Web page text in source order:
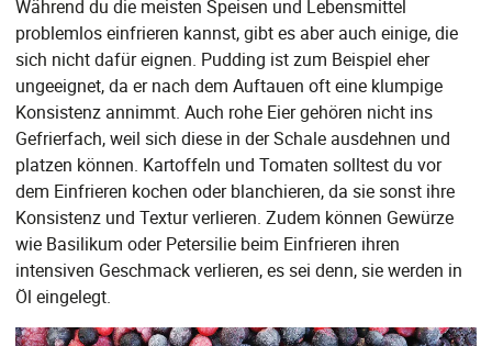
Während du die meisten Speisen und Lebensmittel
problemlos einfrieren kannst, gibt es aber auch einige, die
sich nicht dafür eignen. Pudding ist zum Beispiel eher
ungeeignet, da er nach dem Auftauen oft eine klumpige
Konsistenz annimmt. Auch rohe Eier gehören nicht ins
Gefrierfach, weil sich diese in der Schale ausdehnen und
platzen können. Kartoffeln und Tomaten solltest du vor
dem Einfrieren kochen oder blanchieren, da sie sonst ihre
Konsistenz und Textur verlieren. Zudem können Gewürze
wie Basilikum oder Petersilie beim Einfrieren ihren
intensiven Geschmack verlieren, es sei denn, sie werden in
Öl eingelegt.